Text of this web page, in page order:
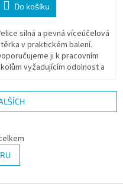
Do košíku
silná a pevná víceúčelová
v praktickém balení.
ji k pracovním
vyžadujícím odolnost a
vysoké nároky na...